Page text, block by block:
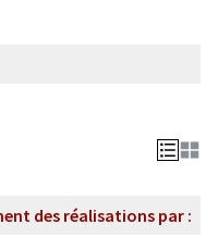
des réalisations par :